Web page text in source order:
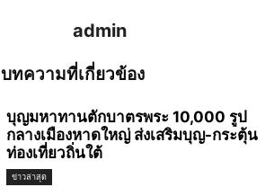
admin
บทความที่เกี่ยวข้อง
บุญมหาทานตักบาตรพระ 10,000 รูป
กลางเมืองหาดใหญ่ ส่งเสริมบุญ-กระตุ้น
ท่องเที่ยวถิ่นใต้
ข่าวล่าสุด